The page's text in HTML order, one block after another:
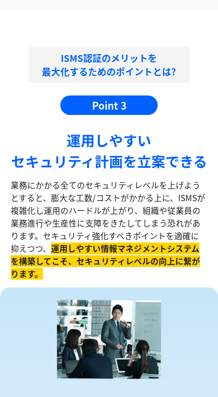
ISMS認証のメリットを
最大化するためのポイントとは?
Point 3
運⽤しやすい
セキュリティ計画を⽴案できる
業務にかかる全てのセキュリティレベルを上げよう
とすると、膨大な工数/コストがかかる上に、ISMSが
複雑化し運⽤のハードルが上がり、組織や従業員の
業務進⾏や生産性に⽀障をきたしてしまう恐れがあ
ります。セキュリティ強化すべきポイントを適確に
抑えつつ、運⽤しやすい情報マネジメントシステム
を構築してこそ、セキュリティレベルの向上に繋が
ります。